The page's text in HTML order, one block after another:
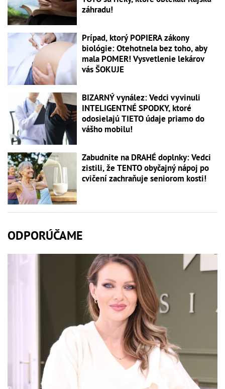
záhradu!
Prípad, ktorý POPIERA zákony
biológie: Otehotnela bez toho, aby
mala POMER! Vysvetlenie lekárov
vás ŠOKUJE
BIZARNÝ vynález: Vedci vyvinuli
INTELIGENTNÉ SPODKY, ktoré
odosielajú TIETO údaje priamo do
vášho mobilu!
Zabudnite na DRAHÉ doplnky: Vedci
zistili, že TENTO obyčajný nápoj po
cvičení zachraňuje seniorom kosti!
ODPORÚČAME